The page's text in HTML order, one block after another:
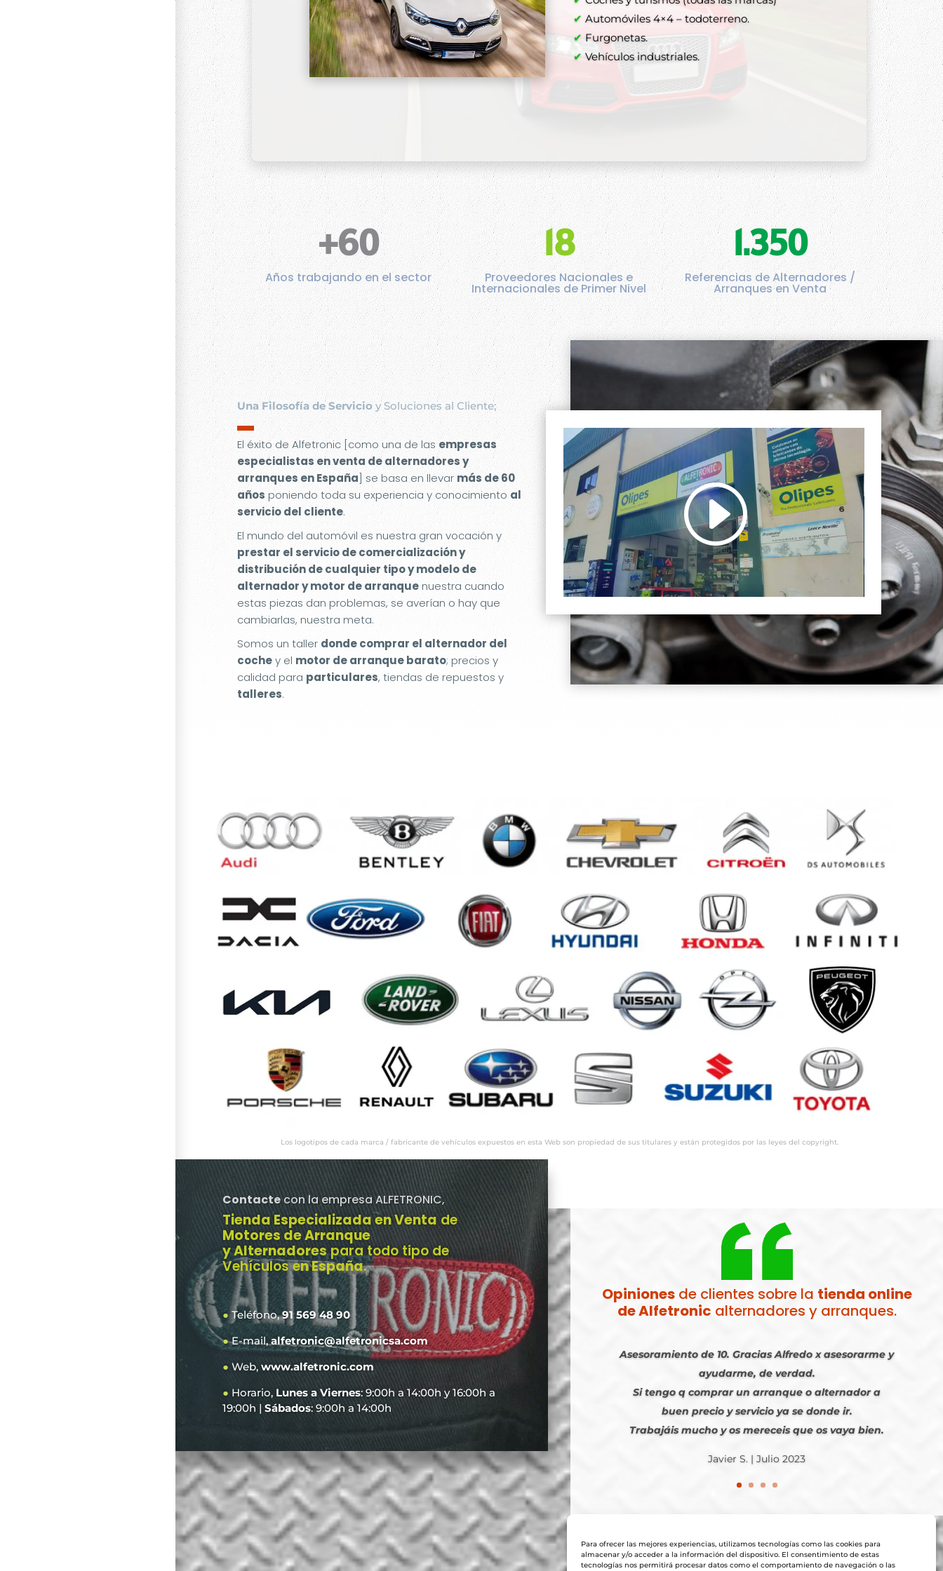
Para ofrecer las mejores experiencias, utilizamos tecnologías como las cookies para
almacenar y/o acceder a la información del dispositivo. El consentimiento de estas
tecnologías nos permitirá procesar datos como el comportamiento de navegación o las
✔ Automóviles 4×4 – todoterreno.
✔ Furgonetas.
✔ Vehículos industriales.
Comprar alternadores y arranques
✔
✔
✔
+60
Años trabajando en el sector
18
Proveedores Nacionales e
Internacionales de Primer Nivel
1.350
Referencias de Alternadores /
Arranques en Venta
Una Filosofía de Servicioy Soluciones al Cliente;
▬
El éxito de Alfetronic [como una de lasempresas
especialistas en venta de alternadores y
arranques en España] se basa en llevarmás de 60
años poniendo toda su experiencia y conocimiento al
servicio del cliente.
El mundo del automóvil es nuestra gran vocación y
prestar el servicio de comercialización y
distribución de cualquier tipo y modelo de
alternador y motor de arranquenuestra cuando
estas piezas dan problemas, se averían o hay que
cambiarlas, nuestra meta.
Somos un taller donde comprar el alternador del
cochey el motor de arranque barato; precios y
calidad para particulares, tiendas de repuestos y
talleres.
Los logotipos de cada marca / fabricante de vehículos expuestos en esta Web son propiedad de sus titulares y están protegidos por las leyes del copyright.
Contactecon la empresa ALFETRONIC,
Tienda Especializada en Venta de
Motores de Arranque
y Alternadorespara todo tipo de
Vehículos en España.
●Teléfono,91 569 48 90
●E-mail,alfetronic@alfetronicsa.com
● Web,www.alfetronic.com
● Horario, Lunes a Viernes: 9:00h a 14:00h y 16:00h a
19:00h |Sábados: 9:00h a 14:00h
Opinionesde clientes sobre la tienda online
de Alfetronic alternadores y arranques.
Asesoramiento de 10. Gracias Alfredo x asesorarme y
ayudarme, de verdad.
Si tengo q comprar un arranque o alternador a
buen precio y servicio ya se donde ir.
Trabajáis mucho y os mereceis que os vaya bien.
Javier S. | Julio 2023